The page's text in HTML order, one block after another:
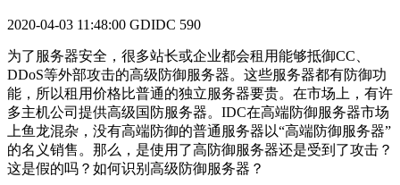
2020-04-03 11:48:00 GDIDC 590
为了服务器安全，很多站长或企业都会租用能够抵御CC、
DDoS等外部攻击的高级防御服务器。这些服务器都有防御功
能，所以租用价格比普通的独立服务器要贵。在市场上，有许
多主机公司提供高级国防服务器。IDC在高端防御服务器市场
上鱼龙混杂，没有高端防御的普通服务器以“高端防御服务器”
的名义销售。那么，是使用了高防御服务器还是受到了攻击？
这是假的吗？如何识别高级防御服务器？